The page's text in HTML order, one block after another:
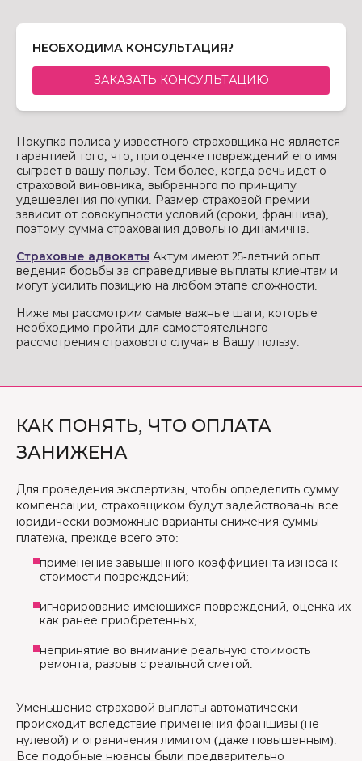
НЕОБХОДИМА КОНСУЛЬТАЦИЯ?
ЗАКАЗАТЬ КОНСУЛЬТАЦИЮ
Покупка полиса у известного страховщика не является
гарантией того, что, при оценке повреждений его имя
сыграет в вашу пользу. Тем более, когда речь идет о
страховой виновника, выбранного по принципу
удешевления покупки. Размер страховой премии
зависит от совокупности условий (сроки, франшиза),
поэтому сумма страхования довольно динамична.
Страховые адвокаты Актум имеют 25-летний опыт
ведения борьбы за справедливые выплаты клиентам и
могут усилить позицию на любом этапе сложности.
Ниже мы рассмотрим самые важные шаги, которые
необходимо пройти для самостоятельного
рассмотрения страхового случая в Вашу пользу.
КАК ПОНЯТЬ, ЧТО ОПЛАТА
ЗАНИЖЕНА
Для проведения экспертизы, чтобы определить сумму
компенсации, страховщиком будут задействованы все
юридически возможные варианты снижения суммы
платежа, прежде всего это:
применение завышенного коэффициента износа к
стоимости повреждений;
игнорирование имеющихся повреждений, оценка их
как ранее приобретенных;
непринятие во внимание реальную стоимость
ремонта, разрыв с реальной сметой.
Уменьшение страховой выплаты автоматически
происходит вследствие применения франшизы (не
нулевой) и ограничения лимитом (даже повышенным).
Все подобные нюансы были предварительно